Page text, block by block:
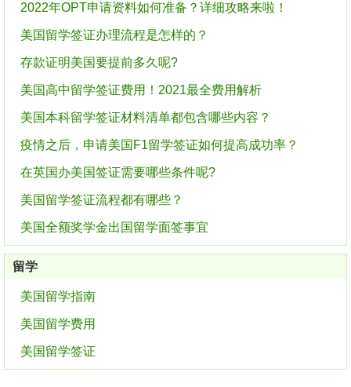
2022年OPT申请资料如何准备？详细攻略来啦！
美国留学签证办理流程是怎样的？
存款证明美国要提前多久呢?
美国高中留学签证费用！2021最全费用解析
美国本科留学签证材料清单都包含哪些内容？
疫情之后，申请美国F1留学签证如何提高成功率？
在英国办美国签证需要哪些条件呢?
美国留学签证流程都有哪些？
美国全额奖学金出国留学面签事宜
留学
美国留学指南
美国留学费用
美国留学签证